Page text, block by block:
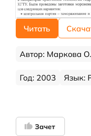
Читать
Автор: Маркова
Год: 2003 Язык:
Зачет